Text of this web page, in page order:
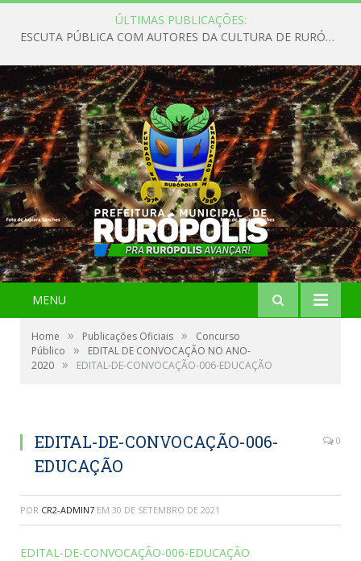
ÚLTIMAS PUBLICAÇÕES:
ESCUTA PÚBLICA COM AUTORES DA CULTURA DE RURÓPOLIS
MENU
Home » Publicações Oficiais »
Concurso
Público
»
EDITAL DE CONVOCAÇÃO NO ANO-
2020 » EDITAL-DE-CONVOCAÇÃO-006-EDUCAÇÃO
EDITAL-DE-CONVOCAÇÃO-006-
EDUCAÇÃO
0
POR CR2-ADMIN7 EM 30 DE SETEMBRO DE 2021
EDITAL-DE-CONVOCAÇÃO-006-EDUCAÇÃO